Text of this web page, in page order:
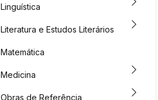
Linguística
Literatura e Estudos Literários
Matemática
Medicina
Obras de Referência